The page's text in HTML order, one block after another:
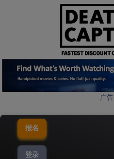
广告
报名
登录